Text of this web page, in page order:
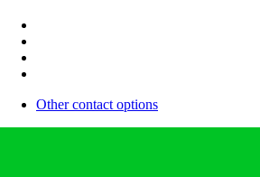
Other contact options